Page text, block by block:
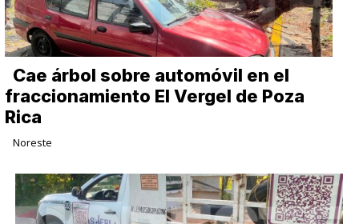
Cae árbol sobre automóvil en el
fraccionamiento El Vergel de Poza
Rica
Noreste